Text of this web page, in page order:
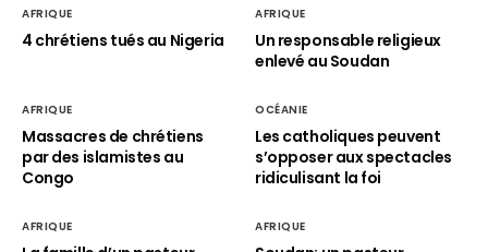
AFRIQUE
4 chrétiens tués au Nigeria
AFRIQUE
Un responsable religieux
enlevé au Soudan
AFRIQUE
Massacres de chrétiens
par des islamistes au
Congo
OCÉANIE
Les catholiques peuvent
s’opposer aux spectacles
ridiculisant la foi
AFRIQUE AFRIQUE